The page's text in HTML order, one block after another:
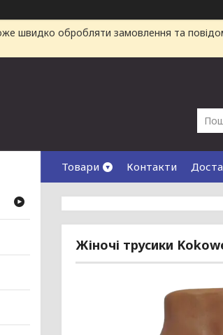
швидко обробляти замовлення та
Товари Контакти
Жіночі трусики